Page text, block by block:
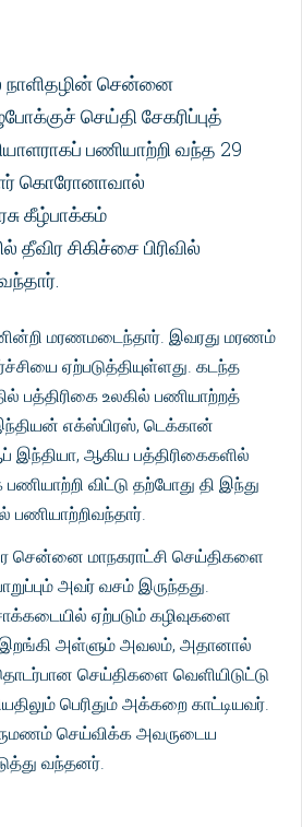
நாளிதழின் சென்னை
செய்தி சேகரிப்புத்
பணியாற்றி வந்த 29
கொரோனாவால்
கீழ்பாக்கம்
சிகிச்சை பிரிவில்
மரணமடைந்தார். இவரது மரணம்
ஏற்படுத்தியுள்ளது. கடந்த
பத்திரிகை உலகில் பணியாற்றத்
எக்ஸ்பிரஸ், டெக்கான்
இந்தியா, ஆகிய பத்திரிகைகளில்
விட்டு தற்போது தி இந்து
பணியாற்றிவந்தார்.
சென்னை மாநகராட்சி செய்திகளை
அவர் வசம் இருந்தது.
ஏற்படும் கழிவுகளை
இறங்கி அள்ளும் அவலம், அதானால்
செய்திகளை வெளியிடுட்டு
பெரிதும் அக்கறை காட்டியவர்.
செய்விக்க அவருடைய
வந்தனர்.